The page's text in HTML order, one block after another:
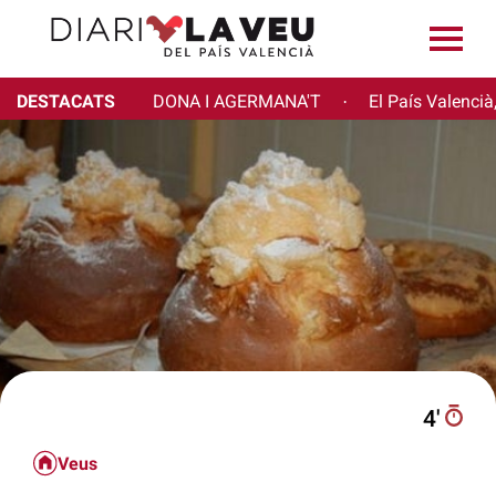
DESTACATS DONA I AGERMANA'T · El País
4′
Veus